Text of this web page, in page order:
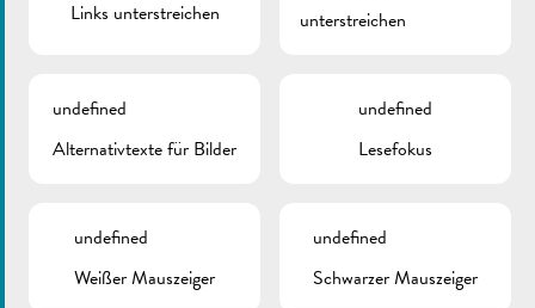
Links unterstreichen
unterstreichen
undefined
Alternativtexte für Bilder
undefined
Lesefokus
undefined
Weißer Mauszeiger
undefined
Schwarzer Mauszeiger